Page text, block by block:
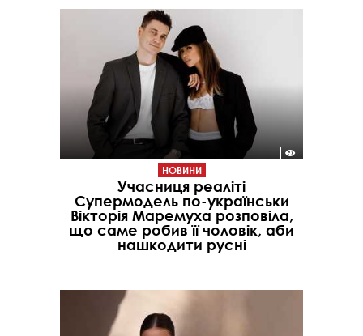
НОВИНИ
Учасниця реаліті
Супермодель по-українськи
Вікторія Маремуха розповіла,
що саме робив її чоловік, аби
нашкодити русні